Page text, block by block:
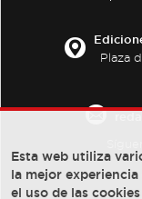
Plaza
Esta web utiliza
la mejor
el uso de las